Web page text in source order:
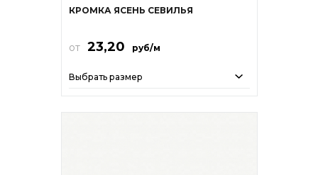
КРОМКА ЯСЕНЬ СЕВИЛЬЯ
от 23,20 руб/м
Выбрать размер